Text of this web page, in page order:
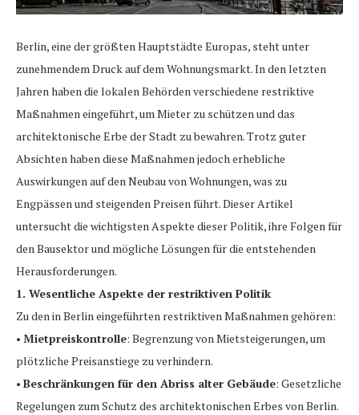
Berlin, eine der größten Hauptstädte Europas, steht unter
zunehmendem Druck auf dem Wohnungsmarkt. In den letzten
Jahren haben die lokalen Behörden verschiedene restriktive
Maßnahmen eingeführt, um Mieter zu schützen und das
architektonische Erbe der Stadt zu bewahren. Trotz guter
Absichten haben diese Maßnahmen jedoch erhebliche
Auswirkungen auf den Neubau von Wohnungen, was zu
Engpässen und steigenden Preisen führt. Dieser Artikel
untersucht die wichtigsten Aspekte dieser Politik, ihre Folgen für
den Bausektor und mögliche Lösungen für die entstehenden
Herausforderungen.
1. Wesentliche Aspekte der restriktiven Politik
Zu den in Berlin eingeführten restriktiven Maßnahmen gehören:
• Mietpreiskontrolle: Begrenzung von Mietsteigerungen, um
plötzliche Preisanstiege zu verhindern.
• Beschränkungen für den Abriss alter Gebäude: Gesetzliche
Regelungen zum Schutz des architektonischen Erbes von Berlin.